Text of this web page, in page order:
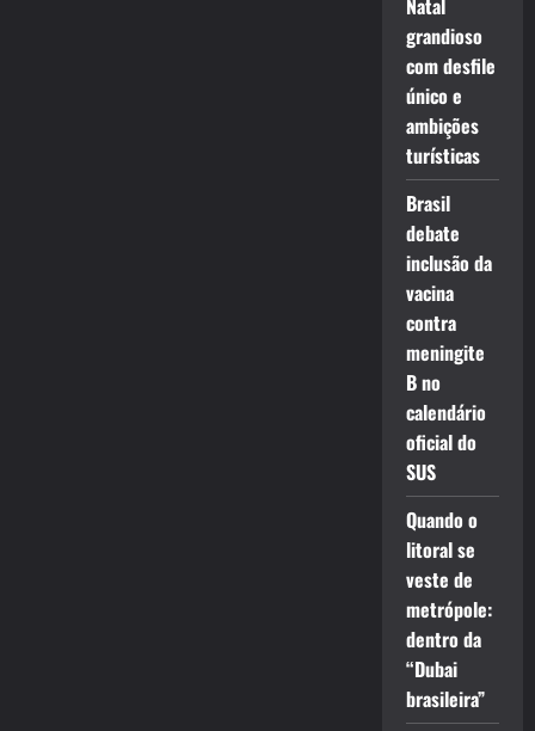
Natal
grandioso
com desfile
único e
ambições
turísticas
Brasil
debate
inclusão da
vacina
contra
meningite
B no
calendário
oficial do
SUS
Quando o
litoral se
veste de
metrópole:
dentro da
“Dubai
brasileira”